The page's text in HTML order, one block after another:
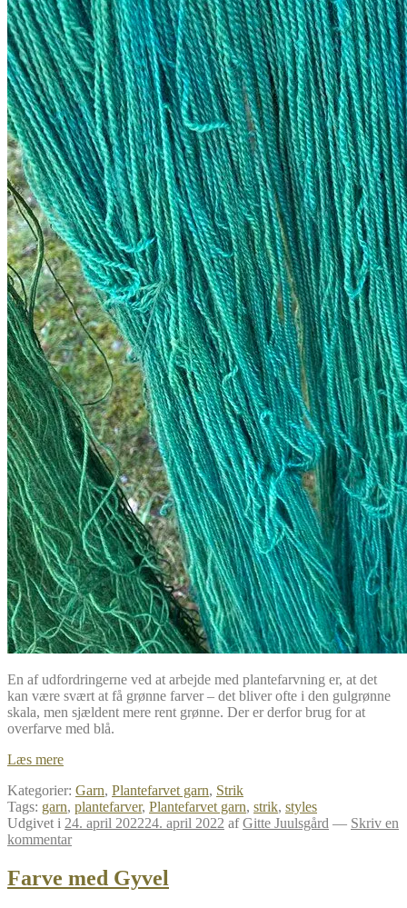
En af udfordringerne ved at arbejde med plantefarvning er, at det
kan være svært at få grønne farver – det bliver ofte i den gulgrønne
skala, men sjældent mere rent grønne. Der er derfor brug for at
overfarve med blå.
Læs mereFarve
Indigo
Kategorier: Garn, Plantefarvet garn, Strik
Tags: garn, plantefarver, Plantefarvet garn, strik, styles
Udgivet i 24. april 202224. april 2022 afGitte Juulsgård — Skriv en
kommentar
Farve med Gyvel